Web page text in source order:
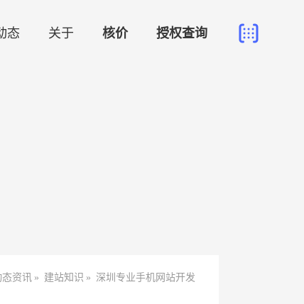
态 关于 核价 授权查询
态资讯 » 建站知识 » 深圳专业手机网站开发